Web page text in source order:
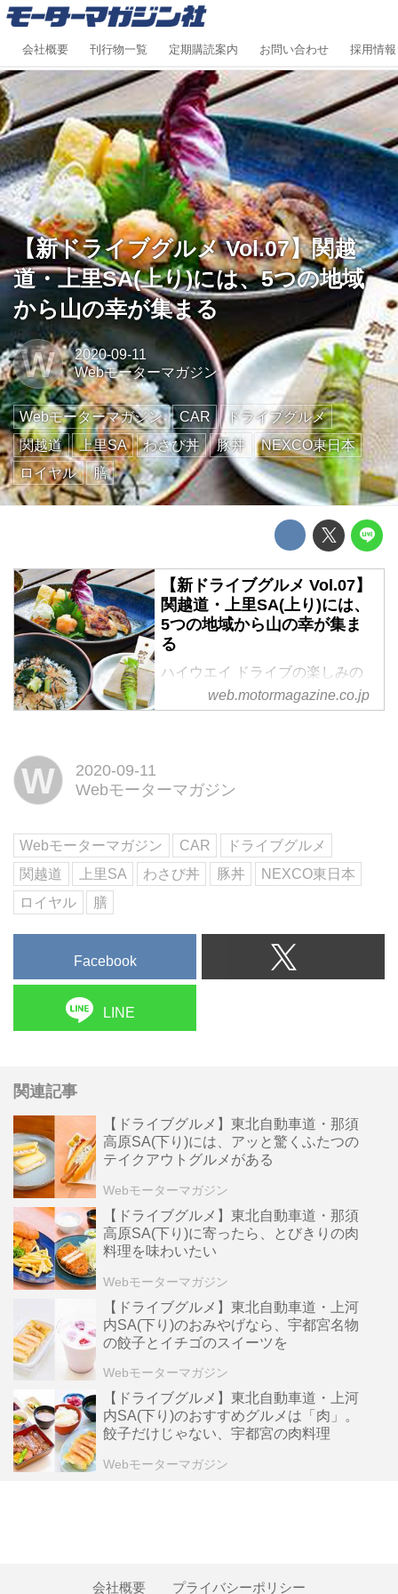
会社概要 刊行物一覧 定期購読案内 お問い合わせ 採用情報
【新ドライブグルメ Vol.07】関越
道・上里SA(上り)には、5つの地域
から山の幸が集まる
W
2020-09-11
Webモーターマガジン
Webモーターマガジン CAR
ドライブグルメ
関越道
上里SA わさび丼 豚丼
NEXCO東日本
ロイヤル
膳
【新ドライブグルメ Vol.07】
関越道・上里SA(上り)には、
5つの地域から山の幸が集ま
る
ハイウエイ ドライブの楽しみの
ひとつといえば、SA(サービスエ
リア)やPA(パーキングエリア)で
web.motormagazine.co.jp
W
2020-09-11
Webモーターマガジン
Webモーターマガジン CAR
ドライブグルメ
関越道
上里SA わさび丼 豚丼
NEXCO東日本
ロイヤル
膳
Facebook
LINE
関連記事
【ドライブグルメ】東北自動車道・那須
高原SA(下り)には、アッと驚くふたつの
テイクアウトグルメがある
Webモーターマガジン
【ドライブグルメ】東北自動車道・那須
高原SA(下り)に寄ったら、とびきりの肉
料理を味わいたい
Webモーターマガジン
【ドライブグルメ】東北自動車道・上河
内SA(下り)のおみやげなら、宇都宮名物
の餃子とイチゴのスイーツを
Webモーターマガジン
【ドライブグルメ】東北自動車道・上河
内SA(下り)のおすすめグルメは「肉」。
餃子だけじゃない、宇都宮の肉料理
Webモーターマガジン
会社概要 プライバシーポリシー